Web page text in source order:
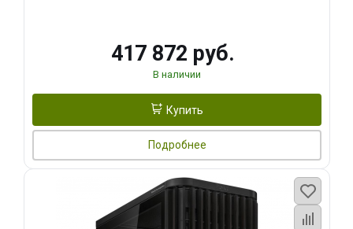
417 872 руб.
В наличии
Купить
Подробнее